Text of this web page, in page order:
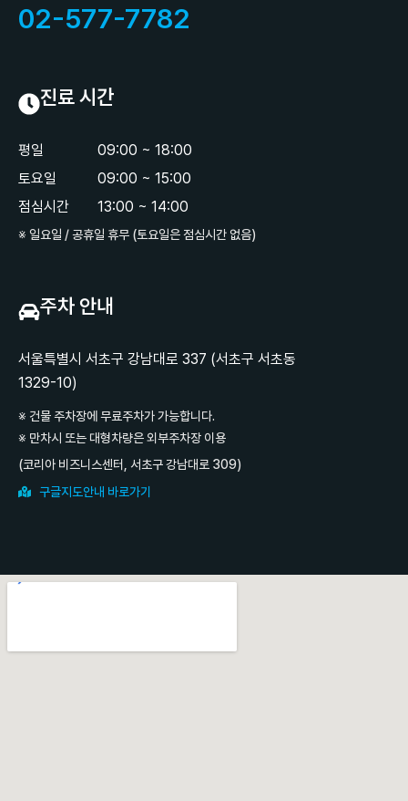
02-577-7782
진료 시간
평일
토요일
점심시간
09:00 ~ 18:00
09:00 ~ 15:00
13:00 ~ 14:00
※ 일요일 / 공휴일 휴무 (토요일은 점심시간 없음)
주차 안내
서울특별시 서초구 강남대로 337 (서초구 서초동
1329-10)
※ 건물 주차장에 무료주차가 가능합니다.
※ 만차시 또는 대형차량은 외부주차장 이용
(코리아 비즈니스센터, 서초구 강남대로 309)
구글지도안내 바로가기